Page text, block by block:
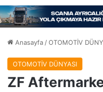
Anasayfa /OTOMOTİV
OTOMOTİV DÜNYASI
ZF